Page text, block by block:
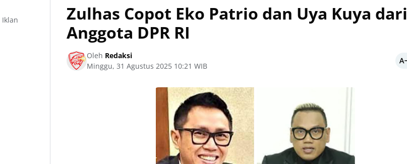
Zulhas Copot Eko Patrio dan Uya Kuya dari
Anggota DPR RI
Oleh Redaksi
Minggu, 31 Agustus 2025 10:21 WIB
Iklan